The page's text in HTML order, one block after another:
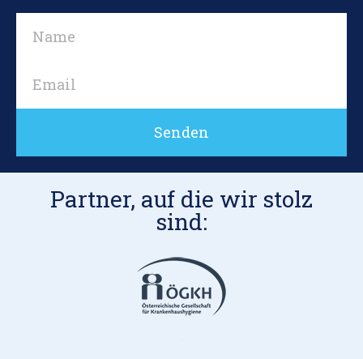
Senden
Partner, auf die wir stolz
sind: